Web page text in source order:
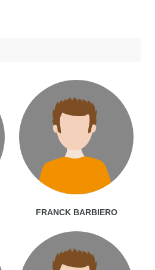
FRANCK BARBIERO